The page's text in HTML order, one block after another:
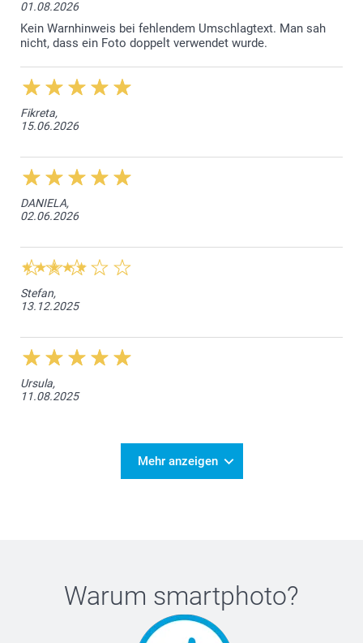
01.08.2026
Kein Warnhinweis bei fehlendem Umschlagtext. Man sah
nicht, dass ein Foto doppelt verwendet wurde.
Fikreta,
15.06.2026
DANIELA,
02.06.2026
Stefan,
13.12.2025
Ursula,
11.08.2025
Mehr anzeigen
Warum smartphoto?